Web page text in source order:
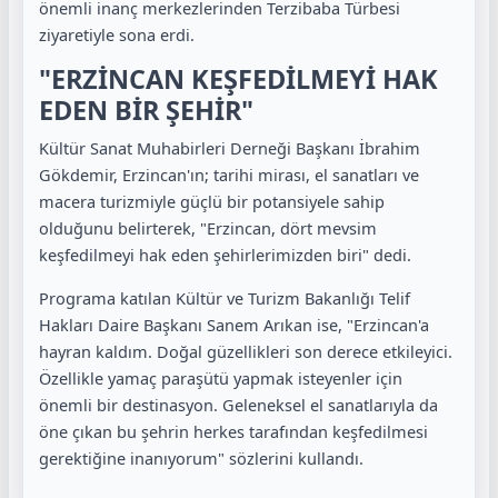
önemli inanç merkezlerinden Terzibaba Türbesi
ziyaretiyle sona erdi.
"ERZİNCAN KEŞFEDİLMEYİ HAK
EDEN BİR ŞEHİR"
Kültür Sanat Muhabirleri Derneği Başkanı İbrahim
Gökdemir, Erzincan'ın; tarihi mirası, el sanatları ve
macera turizmiyle güçlü bir potansiyele sahip
olduğunu belirterek, "Erzincan, dört mevsim
keşfedilmeyi hak eden şehirlerimizden biri" dedi.
Programa katılan Kültür ve Turizm Bakanlığı Telif
Hakları Daire Başkanı Sanem Arıkan ise, "Erzincan'a
hayran kaldım. Doğal güzellikleri son derece etkileyici.
Özellikle yamaç paraşütü yapmak isteyenler için
önemli bir destinasyon. Geleneksel el sanatlarıyla da
öne çıkan bu şehrin herkes tarafından keşfedilmesi
gerektiğine inanıyorum" sözlerini kullandı.